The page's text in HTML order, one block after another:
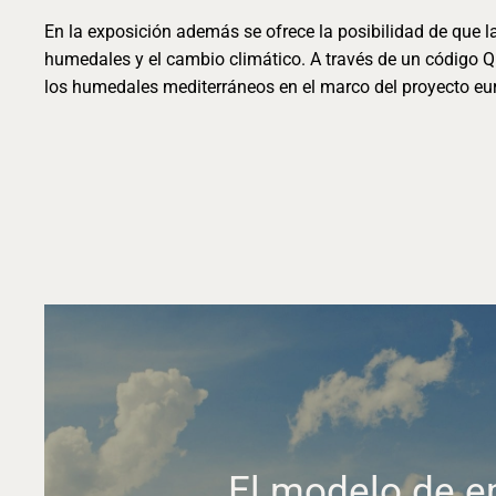
En la exposición además se ofrece la posibilidad de que
humedales y el cambio climático. A través de un código
los humedales mediterráneos en el marco del proyecto